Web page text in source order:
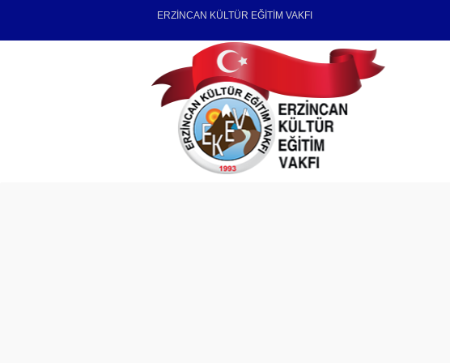
ERZİNCAN KÜLTÜR EĞİTİM VAKFI